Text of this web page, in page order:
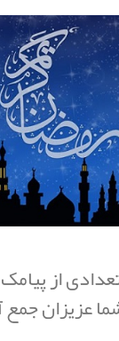
از پیامک
عزیزان جمع